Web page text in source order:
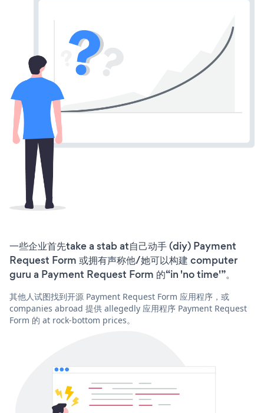
一些企业首先take a stab at自己动手 (diy) Payment
Request Form 或拥有声称他/她可以构建 computer
guru a Payment Request Form 的“in 'no time'”。
其他人试图找到开源 Payment Request Form 应用程序，或
companies abroad 提供 allegedly 应用程序 Payment Request
Form 的 at rock-bottom prices。